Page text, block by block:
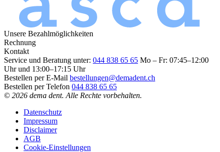
Unsere Bezahlmöglichkeiten
Rechnung
Kontakt
Service und Beratung unter: 044 838 65 65 Mo – Fr: 07:45–12:00
Uhr und 13:00–17:15 Uhr
Bestellen per E-Mail bestellungen@demadent.ch
Bestellen per Telefon 044 838 65 65
© 2026 dema dent. Alle Rechte vorbehalten.
Datenschutz
Impressum
Disclaimer
AGB
Cookie-Einstellungen